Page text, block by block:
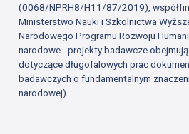
(0068/NPRH8/H11/87/2019),
Ministerstwo Nauki i Szkolnictwa
Narodowego Programu Rozwoju
narodowe - projekty badawcze
dotyczące długofalowych prac
badawczych o fundamentalnym
narodowej).